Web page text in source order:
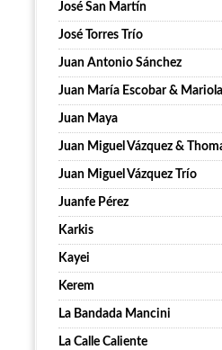
José San Martín
José Torres Trío
Juan Antonio Sánchez
Juan María Escobar &
Juan Maya
Juan Miguel Vázquez &
Juan Miguel Vázquez Trío
Juanfe Pérez
Karkis
Kayei
Kerem
La Bandada Mancini
La Calle Caliente